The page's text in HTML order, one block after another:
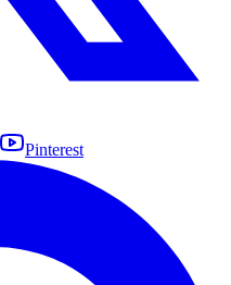
Pinterest